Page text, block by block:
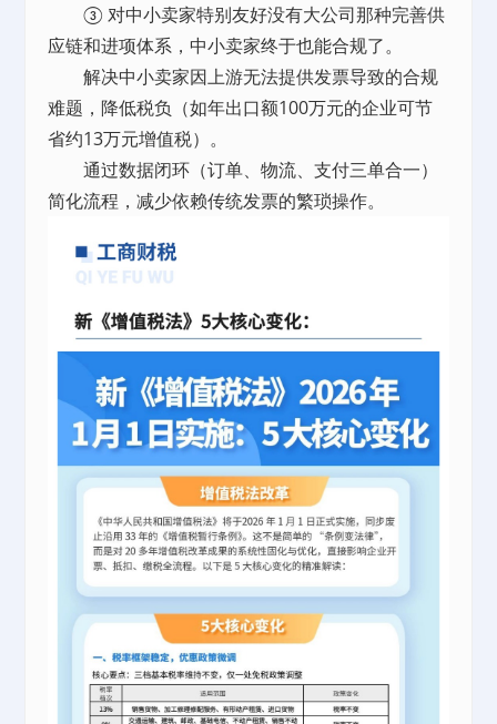
③ 对中小卖家特别友好没有大公司那种完善供
应链和进项体系，中小卖家终于也能合规了。
解决中小卖家因上游无法提供发票导致的合规
难题，降低税负（如年出口额100万元的企业可节
省约13万元增值税）。
通过数据闭环（订单、物流、支付三单合一）
简化流程，减少依赖传统发票的繁琐操作。